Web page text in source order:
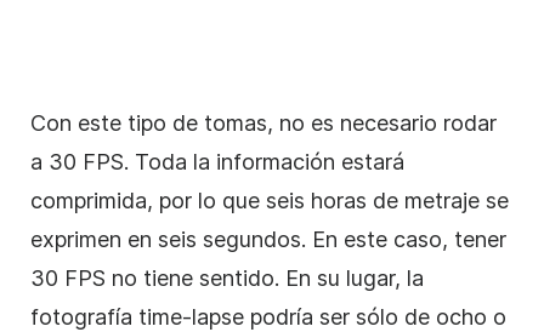
Con este tipo de tomas, no es necesario rodar
a 30 FPS. Toda la información estará
comprimida, por lo que seis horas de metraje se
exprimen en seis segundos. En este caso, tener
30 FPS no tiene sentido. En su lugar, la
fotografía time-lapse podría ser sólo de ocho o